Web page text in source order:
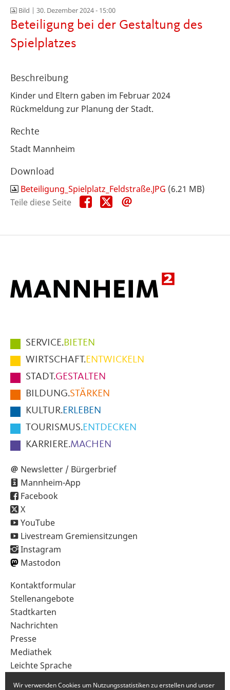
Bild | 30. Dezember 2024 - 15:00
Beteiligung bei der Gestaltung des
Spielplatzes
Beschreibung
Kinder und Eltern gaben im Februar 2024
Rückmeldung zur Planung der Stadt.
Rechte
Stadt Mannheim
Download
Beteiligung_Spielplatz_Feldstraße.JPG (6.21 MB)
Teile diese Seite
Teile
diese
Teile
diese
Hauptmenüpunkte
im
Fußbereich
der
Seite
SERVICE.BIETEN
WIRTSCHAFT.ENTWICKELN
STADT.GESTALTEN
BILDUNG.STÄRKEN
KULTUR.ERLEBEN
TOURISMUS.ENTDECKEN
KARRIERE.MACHEN
Newsletter / Bürgerbrief
Mannheim-App
Facebook
X
YouTube
Livestream Gremiensitzungen
Instagram
Mastodon
Sekundärnavigation
im
Fußbereich
Kontaktformular
Stellenangebote
Stadtkarten
Nachrichten
Presse
Mediathek
Leichte Sprache
Wir verwenden Cookies um Nutzungsstatistiken zu erstellen und unser